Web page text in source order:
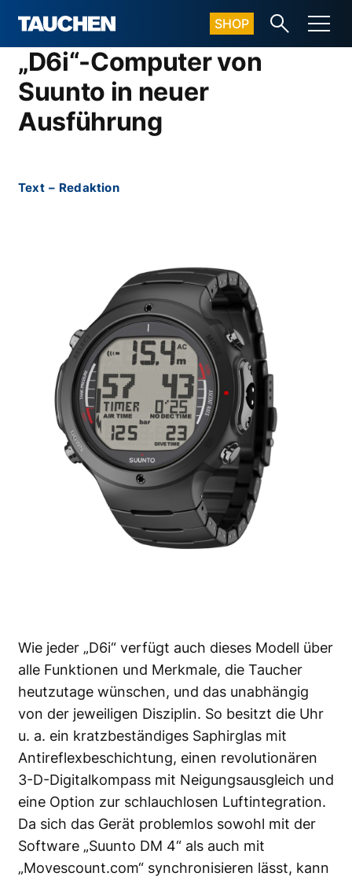
SHOP
„D6i“-Computer von
Suunto in neuer
Ausführung
Text – Redaktion
Wie jeder „D6i“ verfügt auch dieses Modell über
alle Funktionen und Merkmale, die Taucher
heutzutage wünschen, und das unabhängig
von der jeweiligen Disziplin. So besitzt die Uhr
u. a. ein kratzbeständiges Saphirglas mit
Antireflexbeschichtung, einen revolutionären
3-D-Digitalkompass mit Neigungsausgleich und
eine Option zur schlauchlosen Luftintegration.
Da sich das Gerät problemlos sowohl mit der
Software „Suunto DM 4“ als auch mit
„Movescount.com“ synchronisieren lässt, kann